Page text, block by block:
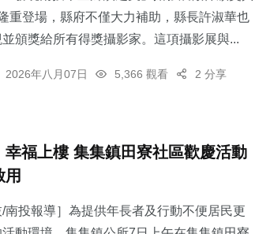
重登場，縣府不僅大力補助，縣長許淑華也
頒獎給所有得獎攝影家。這項攝影展與...
2026年八月07日 5,366 觀看 2 分享
幸福上樓 集集鎮田寮社區歡慶活動
用
/南投報導］為提供年長者及行動不便居民更